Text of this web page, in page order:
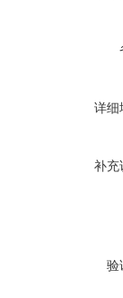
详细
补充
验